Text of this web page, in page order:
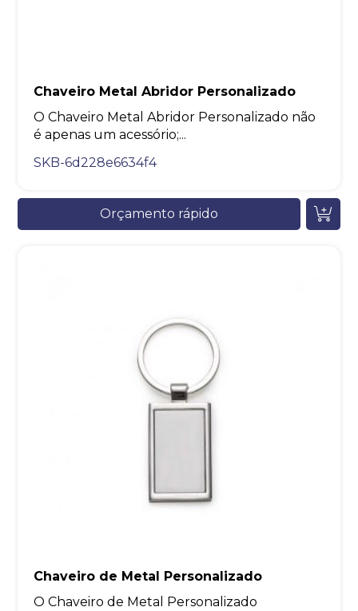
Chaveiro Metal Abridor Personalizado
O Chaveiro Metal Abridor Personalizado não
é apenas um acessório;...
SKB-6d228e6634f4
Orçamento rápido
Chaveiro de Metal Personalizado
O Chaveiro de Metal Personalizado